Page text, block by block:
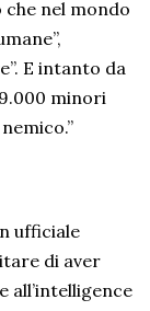
nel mondo
E intanto da
minori
ufficiale
di aver
all’intelligence